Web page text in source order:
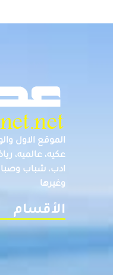
الموقع الاول
عكيه، عالميه،
ادب، شباب
وغيرها
الأقسام